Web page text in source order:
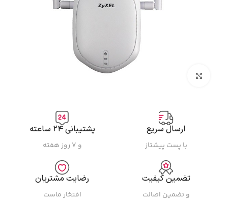
ارسال سریع
با پست پیشتاز
پشتیبانی ۲۴ ساعته
و ۷ روز هفته
تضمین کیفیت
و تضمین اصالت
رضایت مشتریان
افتخار ماست